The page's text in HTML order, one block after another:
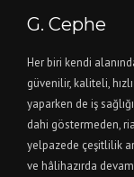
G. Cephe
Her biri kendi
güvenilir, kaliteli,
yaparken de iş
dahi göstermeden,
yelpazede çeşitlilik
ve hâlihazırda